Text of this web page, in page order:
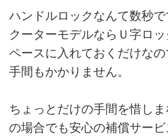
ハンドルロックなんて数秒
クーターモデルならＵ字ロ
ペースに入れておくだけな
手間もかかりません。
ちょっとだけの手間を惜し
の場合でも安心の補償サー